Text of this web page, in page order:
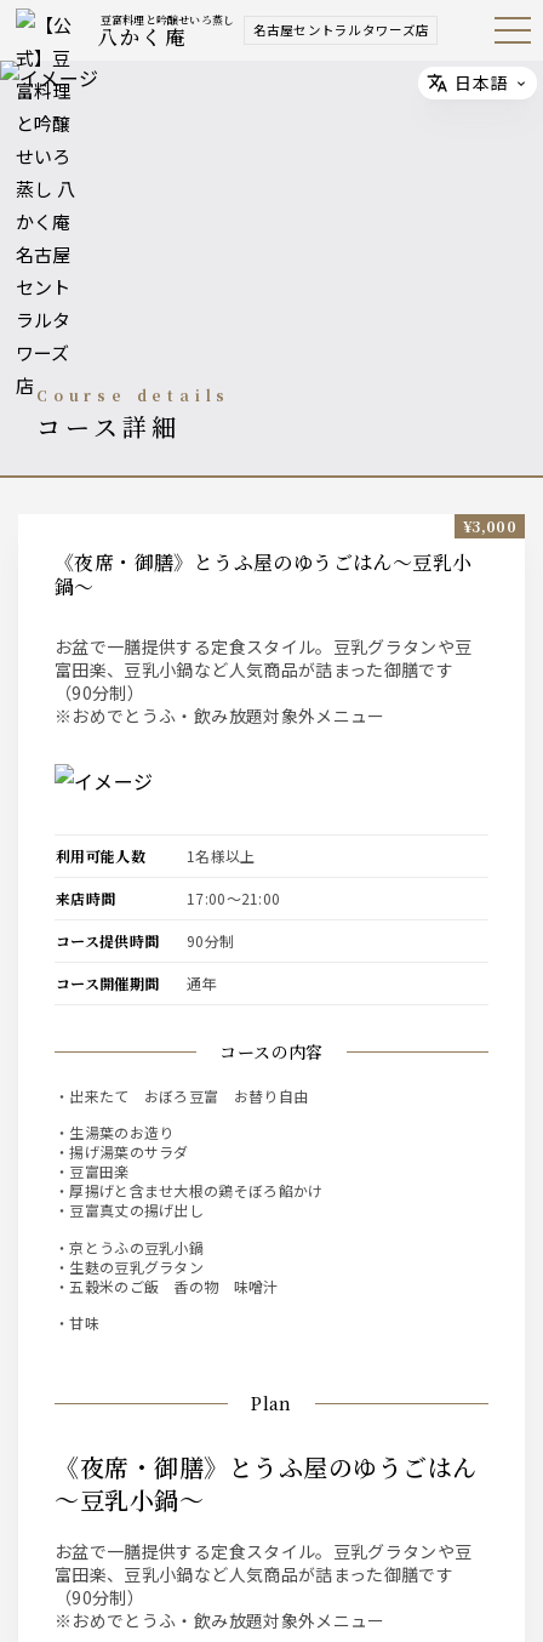
豆富料理と吟醸せいろ蒸し
八かく庵 名古屋セントラルタワーズ店 Open
Navig
course details
コース詳細
《夜席・御膳》とうふ屋のゆうごはん～豆乳小
鍋～
お盆で一膳提供する定食スタイル。豆乳グラタンや豆
富田楽、豆乳小鍋など人気商品が詰まった御膳です
（90分制）
※おめでとうふ・飲み放題対象外メニュー
¥3,000
コースの内容
・出来たて おぼろ豆富 お替り自由
・生湯葉のお造り
・揚げ湯葉のサラダ
・豆富田楽
・厚揚げと含ませ大根の鶏そぼろ餡かけ
・豆富真丈の揚げ出し
・京とうふの豆乳小鍋
・生麩の豆乳グラタン
・五穀米のご飯 香の物 味噌汁
・甘味
利用可能人数 1名様以上
来店時間 17:00〜21:00
コース提供時間 90分制
コース開催期間 通年
Plan
《夜席・御膳》とうふ屋のゆうごはん
～豆乳小鍋～
お盆で一膳提供する定食スタイル。豆乳グラタンや豆
富田楽、豆乳小鍋など人気商品が詰まった御膳です
（90分制）
※おめでとうふ・飲み放題対象外メニュー
Select
日本語